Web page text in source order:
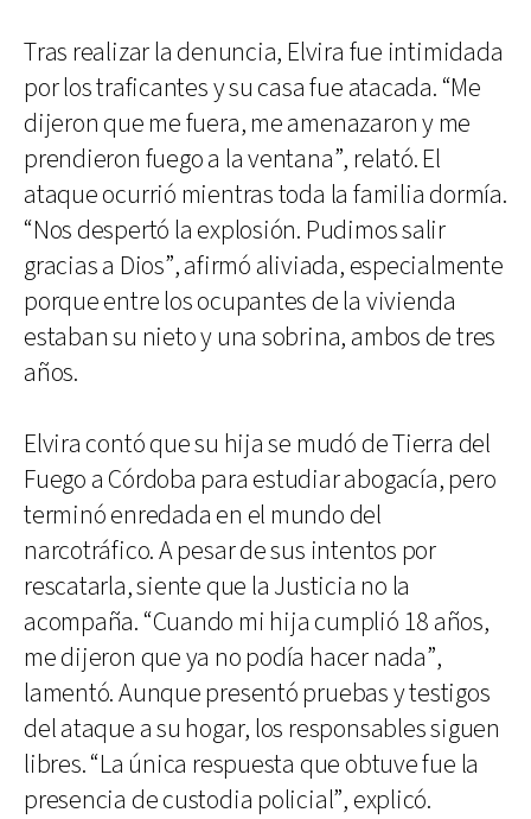
Tras realizar la denuncia, Elvira fue intimidada
por los traficantes y su casa fue atacada. “Me
dijeron que me fuera, me amenazaron y me
prendieron fuego a la ventana”, relató. El
ataque ocurrió mientras toda la familia dormía.
“Nos despertó la explosión. Pudimos salir
gracias a Dios”, afirmó aliviada, especialmente
porque entre los ocupantes de la vivienda
estaban su nieto y una sobrina, ambos de tres
años.
Elvira contó que su hija se mudó de Tierra del
Fuego a Córdoba para estudiar abogacía, pero
terminó enredada en el mundo del
narcotráfico. A pesar de sus intentos por
rescatarla, siente que la Justicia no la
acompaña. “Cuando mi hija cumplió 18 años,
me dijeron que ya no podía hacer nada”,
lamentó. Aunque presentó pruebas y testigos
del ataque a su hogar, los responsables siguen
libres. “La única respuesta que obtuve fue la
presencia de custodia policial”, explicó.